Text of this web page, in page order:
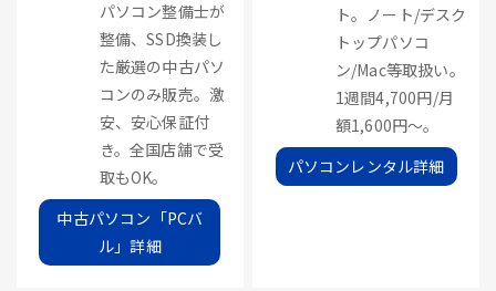
パソコン整備士が
整備、SSD換装し
た厳選の中古パソ
コンのみ販売。激
安、安心保証付
き。全国店舗で受
取もOK。
中古パソコン「PCバ
ル」詳細
ト。ノート/デスク
トップパソコ
ン/Mac等取扱い。
1週間4,700円/月
額1,600円～。
パソコンレンタル詳細